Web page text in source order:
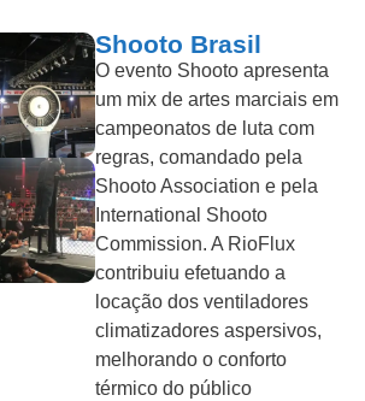
Shooto Brasil
O evento Shooto apresenta
um mix de artes marciais em
campeonatos de luta com
regras, comandado pela
Shooto Association e pela
International Shooto
Commission. A RioFlux
contribuiu efetuando a
locação dos ventiladores
climatizadores aspersivos,
melhorando o conforto
térmico do público